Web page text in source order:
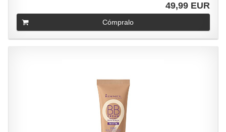
49,99 EUR
Cómpralo